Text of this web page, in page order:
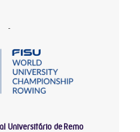
-
Universitário de Remo